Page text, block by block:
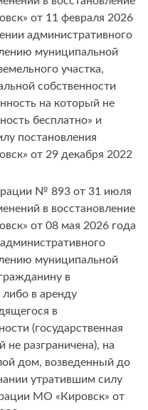
от 11 февраля 2026
административного
муниципальной
участка,
собственности
на который не
бесплатно» и
постановления
от 29 декабря 2022
№ 893 от 31 июля
в восстановление
от 08 мая 2026 года
муниципальной
в
либо в аренду
в
(государственная
не разграничена), на
дом, возведенный до
утратившим силу
МО «Кировск» от